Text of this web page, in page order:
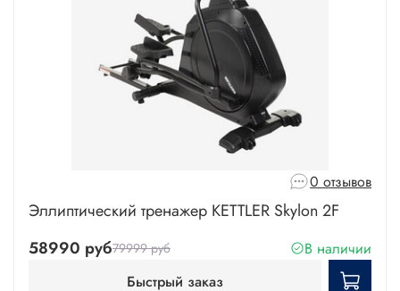
0 отзывов
Эллиптический тренажер KETTLER Skylon 2F
58990 руб79999 руб
В наличии
Быстрый заказ